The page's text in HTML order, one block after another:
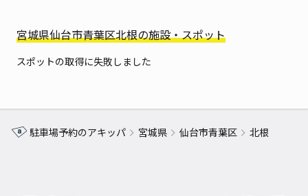
宮城県仙台市青葉区北根の施設・スポット
スポットの取得に失敗しました
駐車場予約のアキッパ 宮城県 仙台市青葉区 北根